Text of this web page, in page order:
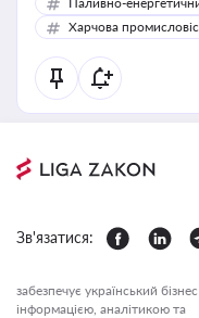
Харчова
Зв'язатися:
забезпечує український бізнес
інформацією, аналітикою та